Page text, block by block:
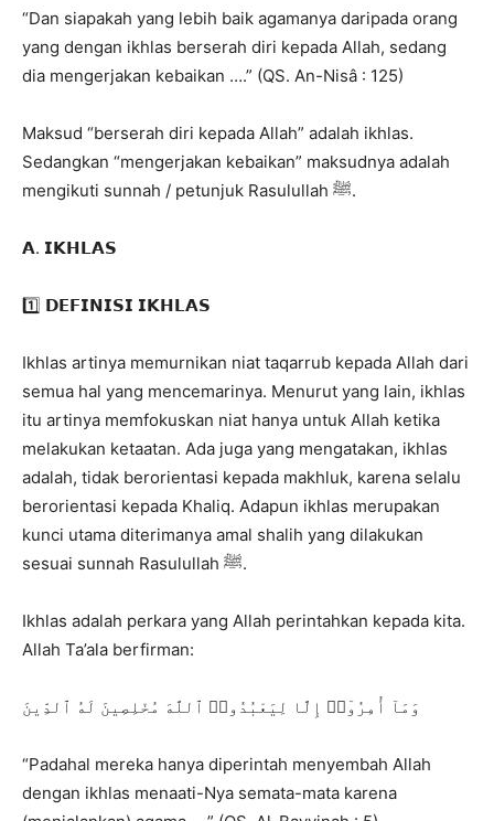
“Dan siapakah yang lebih baik agamanya daripada orang
yang dengan ikhlas berserah diri kepada Allah, sedang
dia mengerjakan kebaikan ….” (QS. An-Nisâ : 125)
Maksud “berserah diri kepada Allah” adalah ikhlas.
Sedangkan “mengerjakan kebaikan” maksudnya adalah
mengikuti sunnah / petunjuk Rasulullah ﷺ.
𝗔. 𝗜𝗞𝗛𝗟𝗔𝗦
1️⃣ 𝗗𝗘𝗙𝗜𝗡𝗜𝗦𝗜 𝗜𝗞𝗛𝗟𝗔𝗦
Ikhlas artinya memurnikan niat taqarrub kepada Allah dari
semua hal yang mencemarinya. Menurut yang lain, ikhlas
itu artinya memfokuskan niat hanya untuk Allah ketika
melakukan ketaatan. Ada juga yang mengatakan, ikhlas
adalah, tidak berorientasi kepada makhluk, karena selalu
berorientasi kepada Khaliq. Adapun ikhlas merupakan
kunci utama diterimanya amal shalih yang dilakukan
sesuai sunnah Rasulullah ﷺ.
Ikhlas adalah perkara yang Allah perintahkan kepada kita.
Allah Ta’ala berfirman:
وَمَآ أُمِرُوٓا۟ إِلَّا لِيَعْبُدُوا۟ ٱللَّهَ مُخْلِصِينَ لَهُ ٱلدِّينَ
“Padahal mereka hanya diperintah menyembah Allah
dengan ikhlas menaati-Nya semata-mata karena